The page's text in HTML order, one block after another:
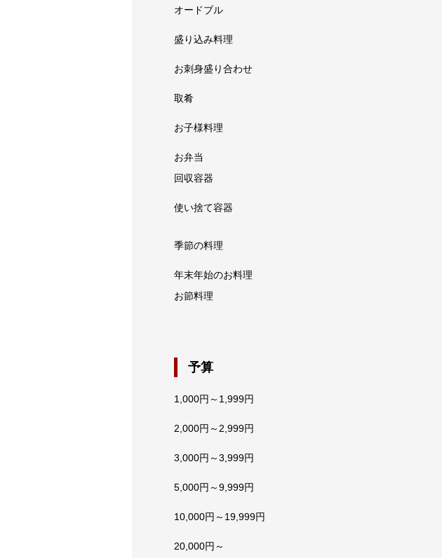
オードブル
盛り込み料理
お刺身盛り合わせ
取肴
お子様料理
お弁当
回収容器
使い捨て容器
季節の料理
年末年始のお料理
お節料理
予算
1,000円～1,999円
2,000円～2,999円
3,000円～3,999円
5,000円～9,999円
10,000円～19,999円
20,000円～